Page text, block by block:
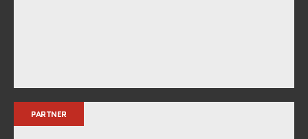
PARTNER